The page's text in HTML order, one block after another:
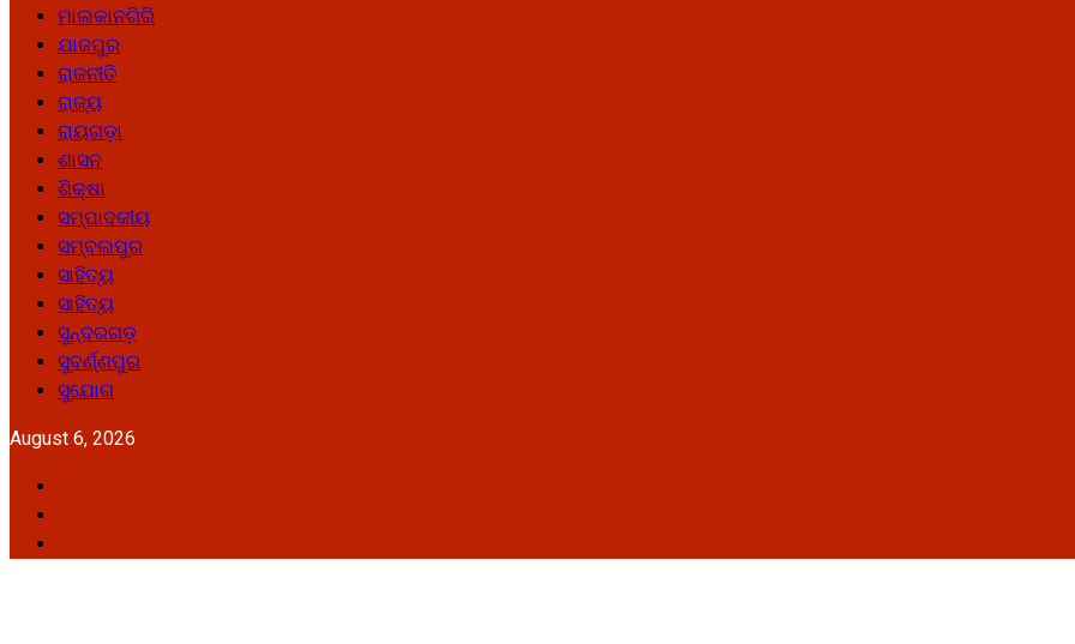
ମାଲକାନଗିରି
ଯାଜପୁର
ରାଜନୀତି
ରାଜ୍ୟ
ରାୟଗଡ଼ା
ଶାସନ
ଶିକ୍ଷା
ସମ୍ପାଦକୀୟ
ସମ୍ବଲପୁର
ସାହିତ୍ୟ
ସାହିତ୍ୟ
ସୁନ୍ଦରଗଡ଼
ସୁବର୍ଣ୍ଣପୁର
ସୁଯୋଗ
August 6, 2026